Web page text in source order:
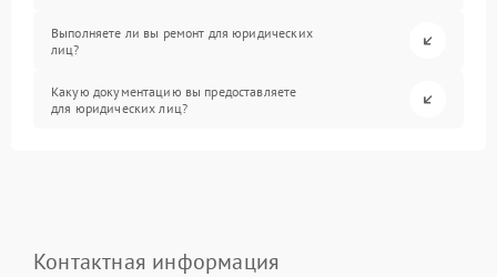
Выполняете ли вы ремонт для юридических
лиц?
Какую документацию вы предоставляете
для юридических лиц?
Контактная информация